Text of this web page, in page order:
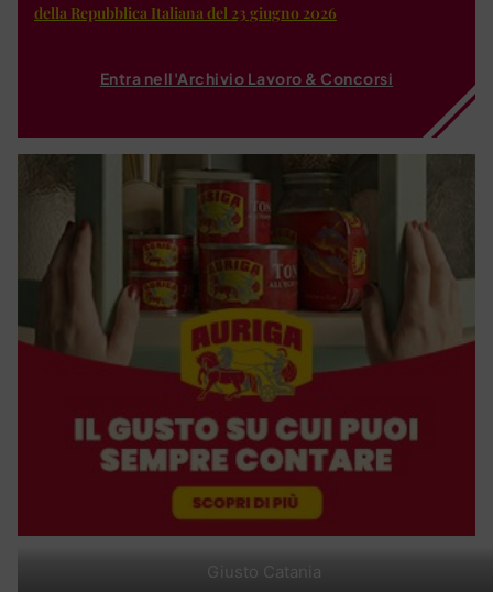
Giusto Catania
della Repubblica Italiana del 23 giugno 2026
Entra nell'Archivio Lavoro & Concorsi